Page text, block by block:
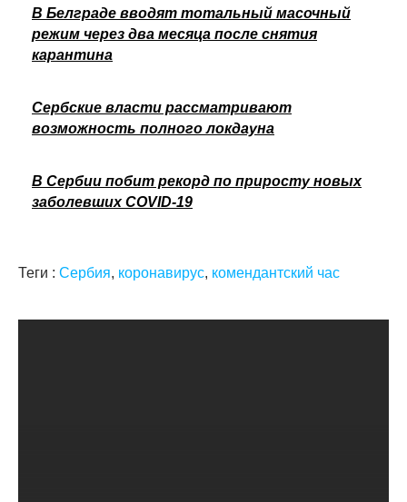
В Белграде вводят тотальный масочный
режим через два месяца после снятия
карантина
Сербские власти рассматривают
возможность полного локдауна
В Сербии побит рекорд по приросту новых
заболевших COVID-19
Теги : Сербия, коронавирус, комендантский час